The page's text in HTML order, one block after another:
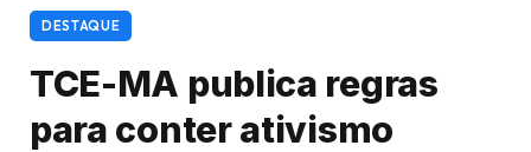
DESTAQUE
TCE-MA publica regras
para conter ativismo